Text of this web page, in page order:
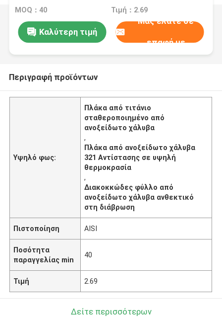
υψηλές θερμοκρασίες και αντοχή στη
MOQ：40 Τιμή：2.69
Καλύτερη τιμή
Μας ελάτε σε
επαφή με
Περιγραφή προϊόντων
Υψηλό φως:
Πλάκα από τιτάνιο
σταθεροποιημένο από
ανοξείδωτο χάλυβα
,
Πλάκα από ανοξείδωτο χάλυβα
321 Αντίστασης σε υψηλή
θερμοκρασία
,
Διακοκκώδες φύλλο από
ανοξείδωτο χάλυβα ανθεκτικό
στη διάβρωση
Πιστοποίηση AISI
Ποσότητα
παραγγελίας min
40
Τιμή 2.69
Δείτε περισσότερων